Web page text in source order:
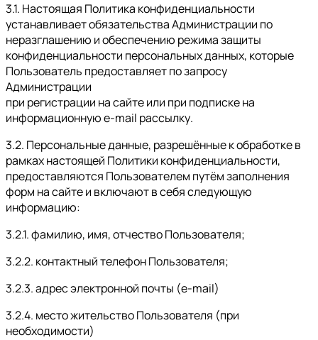
3.1. Настоящая Политика конфиденциальности
устанавливает обязательства Администрации по
неразглашению и обеспечению режима защиты
конфиденциальности персональных данных, которые
Пользователь предоставляет по запросу
Администрации
при регистрации на сайте или при подписке на
информационную e-mail рассылку.
3.2. Персональные данные, разрешённые к обработке в
рамках настоящей Политики конфиденциальности,
предоставляются Пользователем путём заполнения
форм на сайте и включают в себя следующую
информацию:
3.2.1. фамилию, имя, отчество Пользователя;
3.2.2. контактный телефон Пользователя;
3.2.3. адрес электронной почты (e-mail)
3.2.4. место жительство Пользователя (при
необходимости)